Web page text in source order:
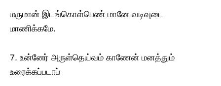
மருமான் இடங்கொள்பெண் மானே வடிவுடை
மாணிக்கமே.
7. உன்னேர் அருள்தெய்வம் காணேன் மனத்தும்
உரைக்கப்படாப்